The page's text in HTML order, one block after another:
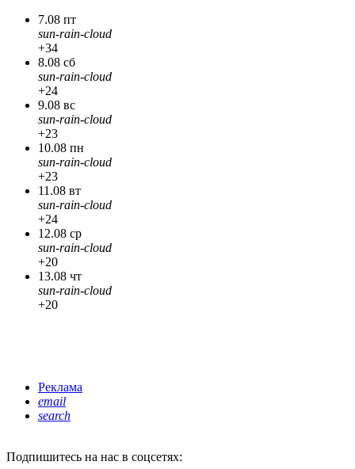
7.08 пт
sun-rain-cloud
+34
8.08 сб
sun-rain-cloud
+24
9.08 вс
sun-rain-cloud
+23
10.08 пн
sun-rain-cloud
+23
11.08 вт
sun-rain-cloud
+24
12.08 ср
sun-rain-cloud
+20
13.08 чт
sun-rain-cloud
+20
Реклама
email
search
Подпишитесь на нас в соцсетях: